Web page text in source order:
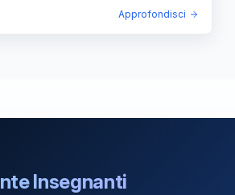
Approfondisci
Insegnanti